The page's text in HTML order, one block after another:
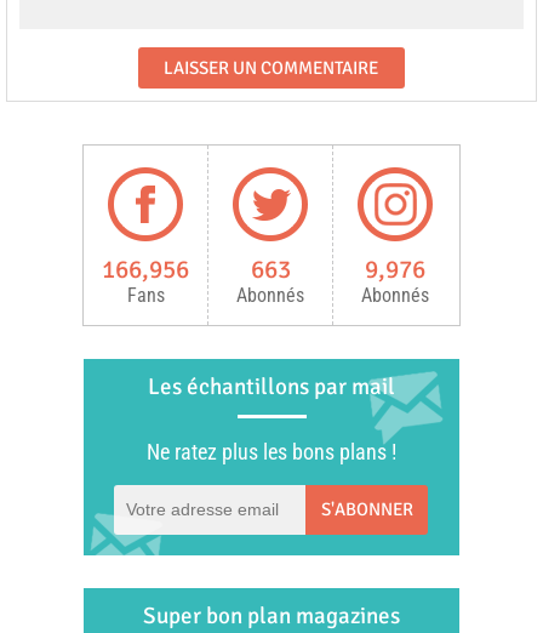
166,956
Fans
663
Abonnés
9,976
Abonnés
Les échantillons par mail
Ne ratez plus les bons plans !
S'ABONNER
Super bon plan magazines